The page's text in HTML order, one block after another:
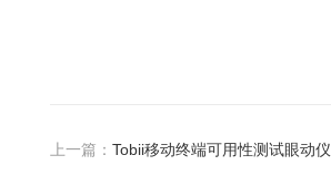
上一篇： Tobii移动终端可用性测试眼动仪